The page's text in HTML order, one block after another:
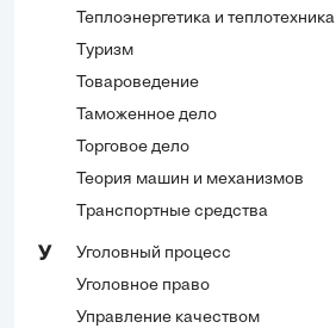
Теплоэнергетика и теплотехника
Туризм
Товароведение
Таможенное дело
Торговое дело
Теория машин и механизмов
Транспортные средства
У
Уголовный процесс
Уголовное право
Управление качеством